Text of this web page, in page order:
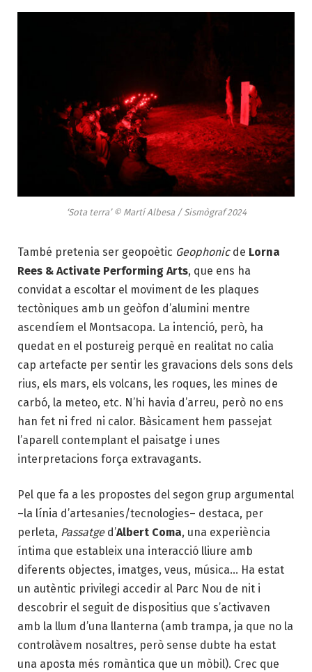
‘Sota terra’ © Martí Albesa / Sismògraf 2024
També pretenia ser geopoètic Geophonicde Lorna
Rees & Activate Performing Arts, que ens ha
convidat a escoltar el moviment de les plaques
tectòniques amb un geòfon d’alumini mentre
ascendíem el Montsacopa. La intenció, però, ha
quedat en el postureig perquè en realitat no calia
cap artefacte per sentir les gravacions dels sons dels
rius, els mars, els volcans, les roques, les mines de
carbó, la meteo, etc. N’hi havia d’arreu, però no ens
han fet ni fred ni calor. Bàsicament hem passejat
l’aparell contemplant el paisatge i unes
interpretacions força extravagants.
Pel que fa a les propostes del segon grup argumental
–la línia d’artesanies/tecnologies– destaca, per
perleta, Passatged’Albert Coma, una experiència
íntima que estableix una interacció lliure amb
diferents objectes, imatges, veus, música… Ha estat
un autèntic privilegi accedir al Parc Nou de nit i
descobrir el seguit de dispositius que s’activaven
amb la llum d’una llanterna (amb trampa, ja que no la
controlàvem nosaltres, però sense dubte ha estat
una aposta més romàntica que un mòbil). Crec que